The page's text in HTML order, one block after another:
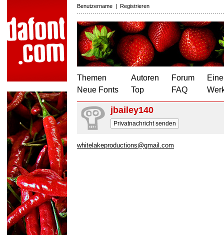
Benutzername | Registrieren
Themen
Neue Fonts
Autoren
Top
Forum
FAQ
jbailey140
Privatnachricht senden
whitelakeproductions@gmail.com